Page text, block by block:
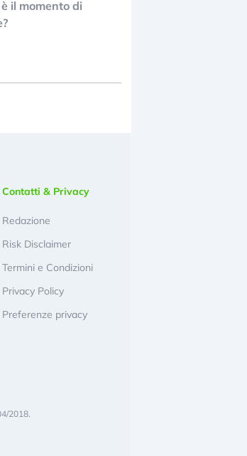
il momento di
Contatti & Privacy
Redazione
Risk Disclaimer
Termini e Condizioni
Privacy Policy
Preferenze privacy
2018.